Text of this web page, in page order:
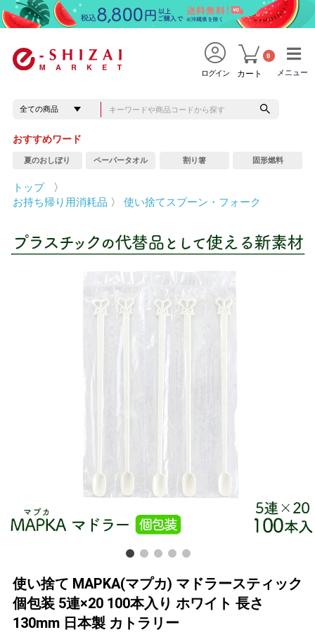
メニュー
メニュー
ログイン カート
0
おすすめワード
夏のおしぼり ペーパータオル 割り箸 固形燃料
トップ
〉
お持ち帰り用消耗品 〉 使い捨てスプーン・フォーク
使い捨て MAPKA(マプカ) マドラースティック
個包装 5連×20 100本入り ホワイト 長さ
130mm 日本製 カトラリー